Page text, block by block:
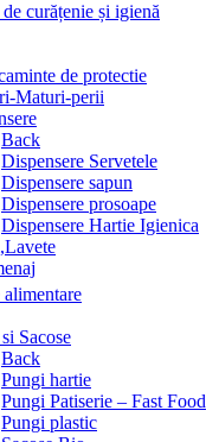
curățenie și igienă
de protectie
Maturi-perii
Back
Dispensere Servetele
Dispensere sapun
Dispensere prosoape
Dispensere Hartie Igienica
Sacose
Back
Pungi hartie
Pungi Patiserie – Fast Food
Pungi plastic